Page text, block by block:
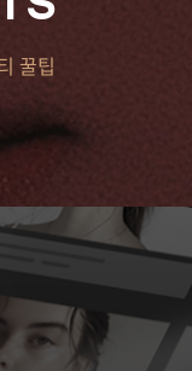
꿀팁